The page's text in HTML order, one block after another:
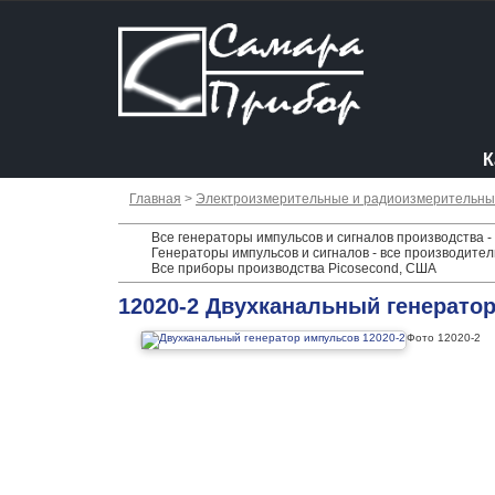
Главная > Электроизмерительные и
Все генераторы импульсов и сигналов
Генераторы импульсов и сигналов - все
Все приборы производства Picosecond, США
12020-2 Двухканальный
Фото 12020-2